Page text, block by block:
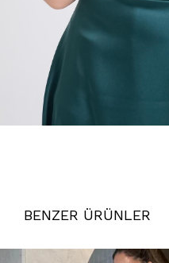
BENZER ÜRÜNLER